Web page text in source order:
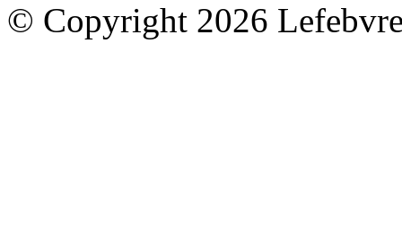
© Copyright 2026